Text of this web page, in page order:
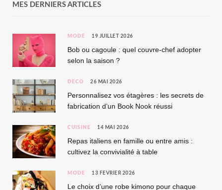
MES DERNIERS ARTICLES
MODE 19 JUILLET 2026
Bob ou cagoule : quel couvre-chef adopter
selon la saison ?
DÉCO 26 MAI 2026
Personnalisez vos étagères : les secrets de
fabrication d’un Book Nook réussi
CUISINE 14 MAI 2026
Repas italiens en famille ou entre amis :
cultivez la convivialité à table
MODE 13 FÉVRIER 2026
Le choix d’une robe kimono pour chaque